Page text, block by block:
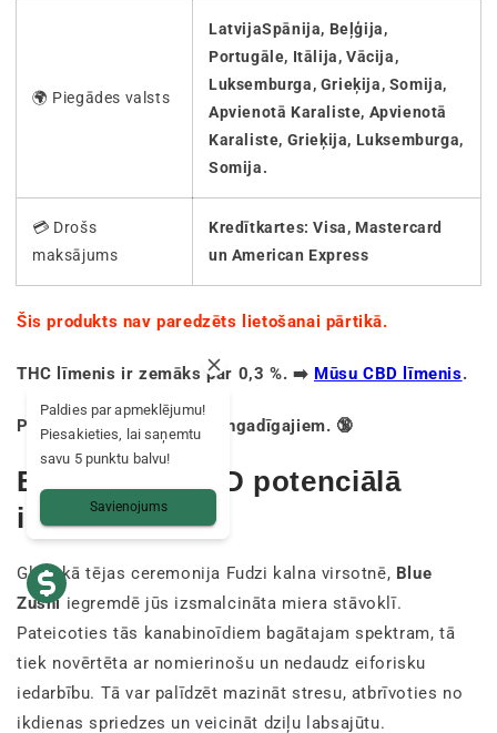
🌍 Piegādes valsts
LatvijaSpānija, Beļģija,
Portugāle, Itālija, Vācija,
Luksemburga, Grieķija, Somija,
Apvienotā Karaliste, Apvienotā
Karaliste, Grieķija, Luksemburga,
Somija.
💳 Drošs
maksājums
Kredītkartes: Visa, Mastercard
un American Express
Šis produkts nav paredzēts lietošanai pārtikā.
THC līmenis ir zemāks par 0,3 %. ➡️ Mūsu CBD līmenis.
Produkts ir aizliegts nepilngadīgajiem. 🔞
Blue Zushi CBD potenciālā
ietekme 🍃
Gluži kā tējas ceremonija Fudzi kalna virsotnē, Blue
Zushiiegremdē jūs izsmalcināta miera stāvoklī.
Pateicoties tās kanabinoīdiem bagātajam spektram, tā
tiek novērtēta ar nomierinošu un nedaudz eiforisku
iedarbību. Tā var palīdzēt mazināt stresu, atbrīvoties no
ikdienas spriedzes un veicināt dziļu labsajūtu.
Paldies par apmeklējumu!
Piesakieties, lai saņemtu
savu 5 punktu balvu!
Savienojums